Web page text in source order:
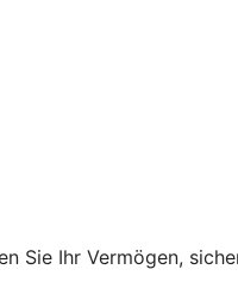
Sie Ihr Vermögen,